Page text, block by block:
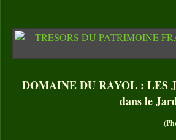
DOMAINE DU RAYOL : LES
dans le